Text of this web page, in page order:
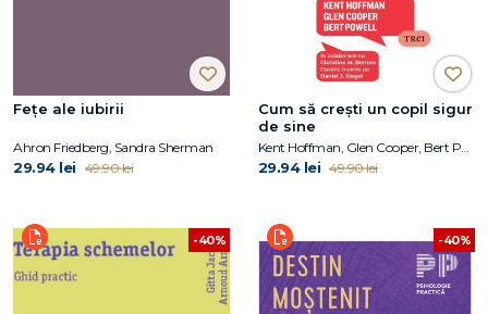
Fețe ale iubirii
Ahron Friedberg, Sandra Sherman
29.94 lei 49.90 lei
Cum să crești un copil sigur
de sine
29.94 lei 49.90 lei
-40% -40%